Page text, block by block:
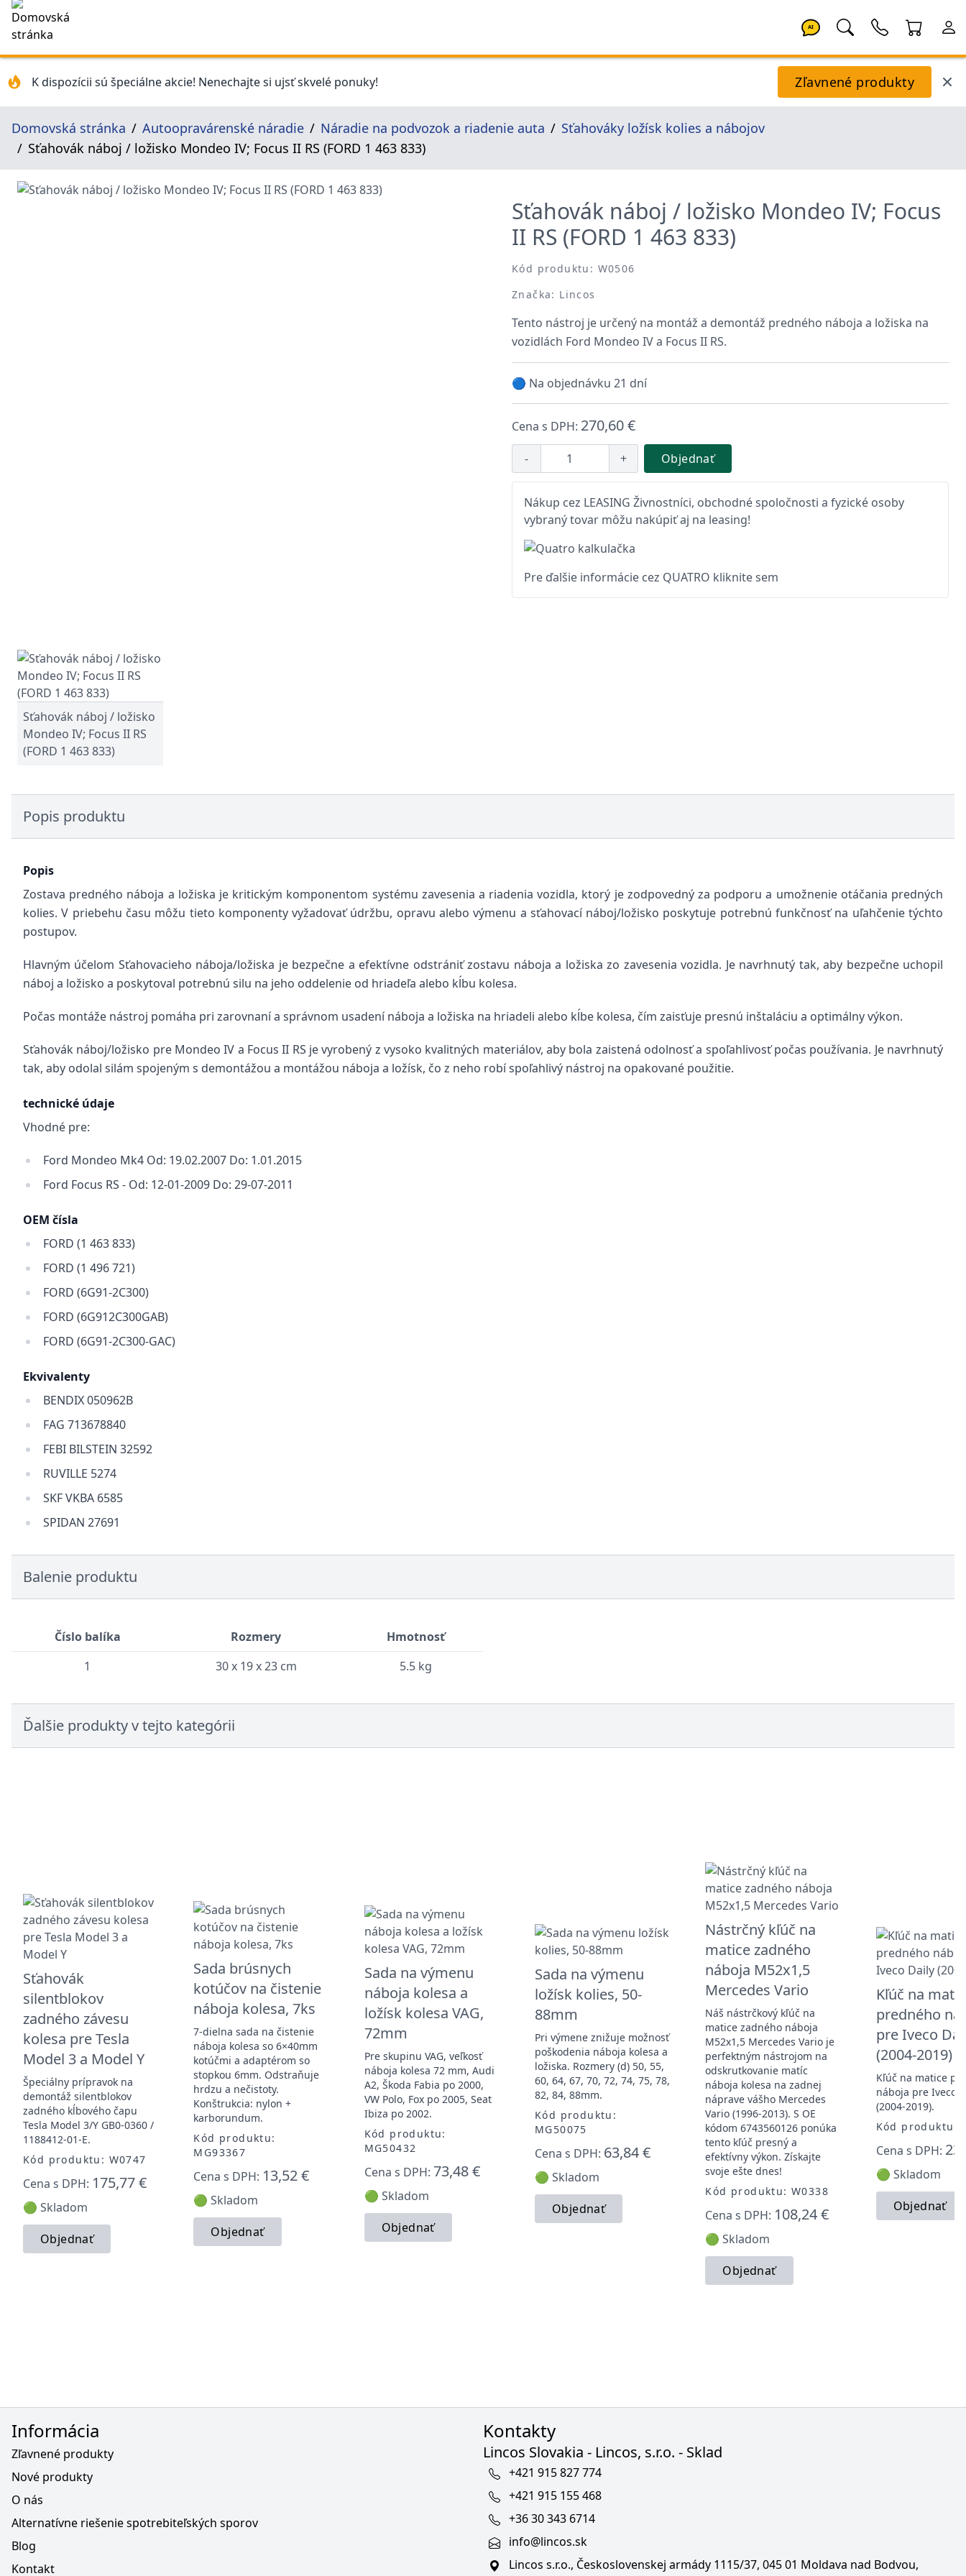
AI
K dispozícii sú špeciálne akcie! Nenechajte si ujsť skvelé ponuky! Zľavnené produkty
Domovská stránka Autoopravárenské náradie Náradie na podvozok a riadenie auta
Sťahováky ložísk kolies a nábojov
Sťahovák náboj / ložisko Mondeo IV; Focus II RS (FORD 1 463 833)
Sťahovák náboj / ložisko Mondeo IV; Focus
II RS (FORD 1 463 833)
Kód produktu: W0506
Značka: Lincos
Tento nástroj je určený na montáž a demontáž predného náboja a ložiska na
vozidlách Ford Mondeo IV a Focus II RS.
🔵 Na objednávku 21 dní
Cena s DPH: 270,60 €
- + Objednať
Nákup cez LEASING Živnostníci, obchodné spoločnosti a fyzické osoby
vybraný tovar môžu nakúpiť aj na leasing!
Pre ďalšie informácie cez QUATRO kliknite sem
Sťahovák náboj / ložisko
Mondeo IV; Focus II RS
(FORD 1 463 833)
Popis produktu
Popis
Zostava predného náboja a ložiska je kritickým komponentom systému zavesenia a riadenia vozidla, ktorý je zodpovedný za podporu a umožnenie otáčania predných
kolies. V priebehu času môžu tieto komponenty vyžadovať údržbu, opravu alebo výmenu a sťahovací náboj/ložisko poskytuje potrebnú funkčnosť na uľahčenie týchto
postupov.
Hlavným účelom Sťahovacieho náboja/ložiska je bezpečne a efektívne odstrániť zostavu náboja a ložiska zo zavesenia vozidla. Je navrhnutý tak, aby bezpečne uchopil
náboj a ložisko a poskytoval potrebnú silu na jeho oddelenie od hriadeľa alebo kĺbu kolesa.
Počas montáže nástroj pomáha pri zarovnaní a správnom usadení náboja a ložiska na hriadeli alebo kĺbe kolesa, čím zaisťuje presnú inštaláciu a optimálny výkon.
Sťahovák náboj/ložisko pre Mondeo IV a Focus II RS je vyrobený z vysoko kvalitných materiálov, aby bola zaistená odolnosť a spoľahlivosť počas používania. Je navrhnutý
tak, aby odolal silám spojeným s demontážou a montážou náboja a ložísk, čo z neho robí spoľahlivý nástroj na opakované použitie.
technické údaje
Vhodné pre:
Ford Mondeo Mk4 Od: 19.02.2007 Do: 1.01.2015
Ford Focus RS - Od: 12-01-2009 Do: 29-07-2011
OEM čísla
FORD (1 463 833)
FORD (1 496 721)
FORD (6G91-2C300)
FORD (6G912C300GAB)
FORD (6G91-2C300-GAC)
Ekvivalenty
BENDIX 050962B
FAG 713678840
FEBI BILSTEIN 32592
RUVILLE 5274
SKF VKBA 6585
SPIDAN 27691
Balenie produktu
Číslo balíka Rozmery
Hmotnosť
1
30 x 19 x 23 cm 5.5 kg
Ďalšie produkty v tejto kategórii
Sťahovák
silentblokov
zadného závesu
kolesa pre Tesla
Model 3 a Model Y
Špeciálny prípravok na
demontáž silentblokov
zadného kĺbového čapu
Tesla Model 3/Y GB0-0360 /
1188412-01-E.
Kód produktu: W0747
Cena s DPH: 175,77 €
🟢 Skladom
Objednať
Sada brúsnych
kotúčov na čistenie
náboja kolesa, 7ks
7-dielna sada na čistenie
náboja kolesa so 6×40mm
kotúčmi a adaptérom so
stopkou 6mm. Odstraňuje
hrdzu a nečistoty.
Konštrukcia: nylon +
karborundum.
Kód produktu:
MG93367
Cena s DPH: 13,52 €
🟢 Skladom
Objednať
Sada na výmenu
náboja kolesa a
ložísk kolesa VAG,
72mm
Pre skupinu VAG, veľkosť
náboja kolesa 72 mm, Audi
A2, Škoda Fabia po 2000,
VW Polo, Fox po 2005, Seat
Ibiza po 2002.
Kód produktu:
MG50432
Cena s DPH: 73,48 €
🟢 Skladom
Objednať
Sada na výmenu
ložísk kolies, 50-
88mm
Pri výmene znižuje možnosť
poškodenia náboja kolesa a
ložiska. Rozmery (d) 50, 55,
60, 64, 67, 70, 72, 74, 75, 78,
82, 84, 88mm.
Kód produktu:
MG50075
Cena s DPH: 63,84 €
🟢 Skladom
Objednať
Nástrčný kľúč na
matice zadného
náboja M52x1,5
Mercedes Vario
Náš nástrčkový kľúč na
matice zadného náboja
M52x1,5 Mercedes Vario je
perfektným nástrojom na
odskrutkovanie matíc
náboja kolesa na zadnej
náprave vášho Mercedes
Vario (1996-2013). S OE
kódom 6743560126 ponúka
tento kľúč presný a
efektívny výkon. Získajte
svoje ešte dnes!
Kód produktu: W0338
Cena s DPH: 108,24 €
🟢 Skladom
Objednať
Kľúč na
predného
pre Iveco
(2004-2019)
Kľúč na matice
náboja pre Iveco
(2004-2019).
Kód produktu:
Cena s DPH:
🟢 Skladom
Objednať
Informácia
Zľavnené produkty
Nové produkty
O nás
Alternatívne riešenie spotrebiteľských sporov
Blog
Kontakt
Kontakty
Lincos Slovakia - Lincos, s.r.o. - Sklad
+421 915 827 774
+421 915 155 468
+36 30 343 6714
info@lincos.sk
Lincos s.r.o., Československej armády 1115/37, 045 01 Moldava nad Bodvou,